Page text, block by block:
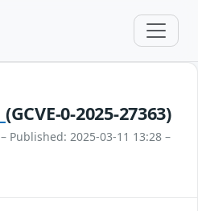
(GCVE-0-2025-27363)
– Published: 2025-03-11 13:28 –